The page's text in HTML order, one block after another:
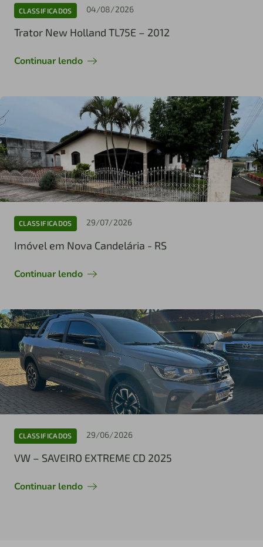
CLASSIFICADOS 04/08/2026
Trator New Holland TL75E – 2012
Continuar lendo
CLASSIFICADOS 29/07/2026
Imóvel em Nova Candelária - RS
Continuar lendo
CLASSIFICADOS 29/06/2026
VW – SAVEIRO EXTREME CD 2025
Continuar lendo